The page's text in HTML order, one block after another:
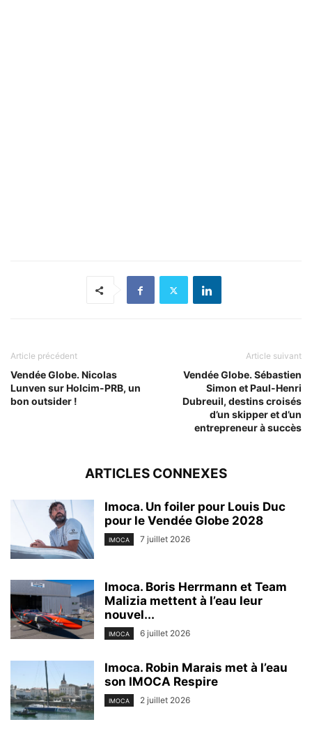
Article précédent
Vendée Globe. Nicolas
Lunven sur Holcim-PRB, un
bon outsider !
Article suivant
Vendée Globe. Sébastien
Simon et Paul-Henri
Dubreuil, destins croisés
d’un skipper et d’un
entrepreneur à succès
ARTICLES CONNEXES
Imoca. Un foiler pour Louis Duc
pour le Vendée Globe 2028
IMOCA 7 juillet 2026
Imoca. Boris Herrmann et Team
Malizia mettent à l’eau leur
nouvel...
IMOCA 6 juillet 2026
Imoca. Robin Marais met à l’eau
son IMOCA Respire
IMOCA 2 juillet 2026